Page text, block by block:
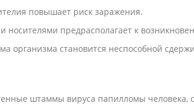
повышает риск заражения.
носителями предрасполагает к
организма становится неспособной
штаммы вируса папилломы человека,